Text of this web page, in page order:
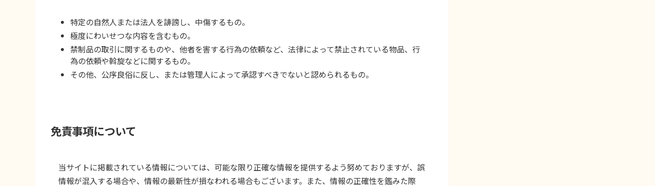
特定の自然人または法人を誹謗し、中傷するもの。
極度にわいせつな内容を含むもの。
禁制品の取引に関するものや、他者を害する行為の依頼など、法律によって禁止されている物品、行
為の依頼や斡旋などに関するもの。
その他、公序良俗に反し、または管理人によって承認すべきでないと認められるもの。
免責事項について
当サイトに掲載されている情報については、可能な限り正確な情報を提供するよう努めておりますが、誤
情報が混入する場合や、情報の最新性が損なわれる場合もございます。また、情報の正確性を鑑みた際